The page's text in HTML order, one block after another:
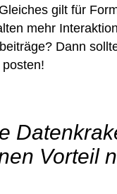
gilt für
mehr
Dann
posten!
Vorteil